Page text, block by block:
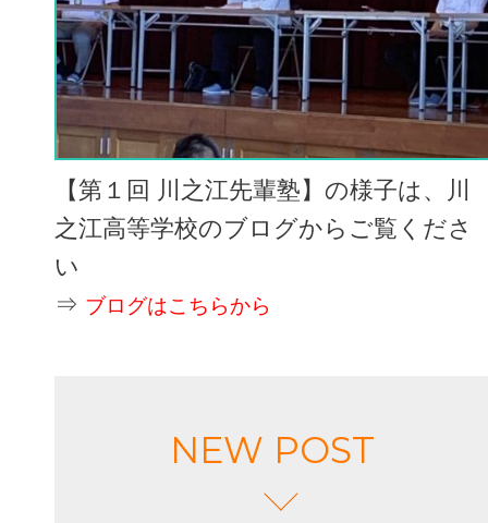
【第１回 川之江先輩塾】の様子は、川
之江高等学校のブログからご覧くださ
い
⇒ ブログはこちらから
NEW POST